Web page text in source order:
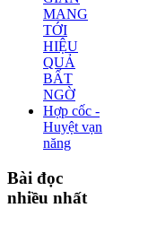
MANG
TỚI
HIỆU
QUẢ
BẤT
NGỜ
Hợp cốc -
Huyệt vạn
năng
Bài đọc
nhiều nhất